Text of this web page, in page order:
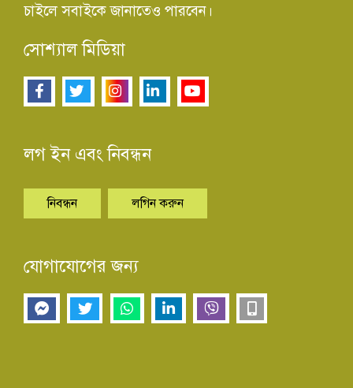
চাইলে সবাইকে জানাতেও পারবেন।
সোশ্যাল মিডিয়া
লগ ইন এবং নিবন্ধন
নিবন্ধন লগিন করুন
যোগাযোগের জন্য